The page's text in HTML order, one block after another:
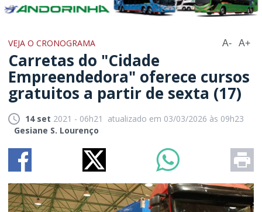
VEJA O CRONOGRAMA A- A+
Carretas do "Cidade
Empreendedora" oferece cursos
gratuitos a partir de sexta (17)
14 set 2021 - 06h21
atualizado em 03/03/2026 às 09h23
Gesiane S. Lourenço